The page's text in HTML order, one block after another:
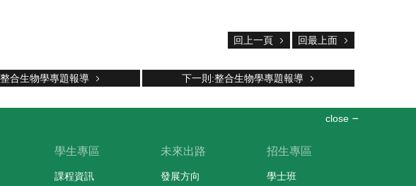
回上一頁 回最上面
合生物學專題報導 下一則:整合生物學專題報導
close
學生專區
課程資訊
未來出路
發展方向
招生專區
學士班